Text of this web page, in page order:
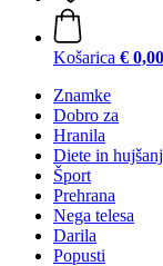
Košarica € 0,00
Znamke
Dobro za
Hranila
Diete in
Šport
Prehrana
Nega telesa
Darila
Popusti